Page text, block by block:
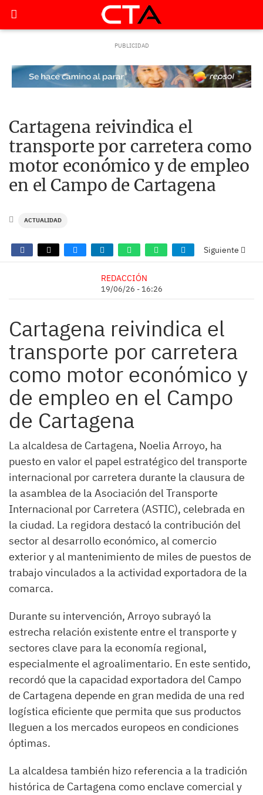
Cartagena reivindica el
transporte por carretera como
motor económico y de empleo
en el Campo de Cartagena
ACTUALIDAD
Siguiente
REDACCIÓN
19/06/26 - 16:26
Cartagena reivindica el
transporte por carretera
como motor económico y
de empleo en el Campo
de Cartagena
La alcaldesa de Cartagena, Noelia Arroyo, ha
puesto en valor el papel estratégico del transporte
internacional por carretera durante la clausura de
la asamblea de la Asociación del Transporte
Internacional por Carretera (ASTIC), celebrada en
la ciudad. La regidora destacó la contribución del
sector al desarrollo económico, al comercio
exterior y al mantenimiento de miles de puestos de
trabajo vinculados a la actividad exportadora de la
comarca.
Durante su intervención, Arroyo subrayó la
estrecha relación existente entre el transporte y
sectores clave para la economía regional,
especialmente el agroalimentario. En este sentido,
recordó que la capacidad exportadora del Campo
de Cartagena depende en gran medida de una red
logística eficiente que permita que sus productos
lleguen a los mercados europeos en condiciones
óptimas.
La alcaldesa también hizo referencia a la tradición
histórica de Cartagena como enclave comercial y